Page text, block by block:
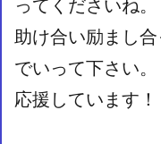
ってくださいね。
助け合い励まし
でいって下さい。
応援しています！